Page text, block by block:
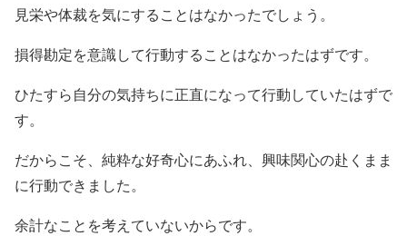
見栄や体裁を気にすることはなかったでしょう。
損得勘定を意識して行動することはなかったはずです。
ひたすら自分の気持ちに正直になって行動していたはずで
す。
だからこそ、純粋な好奇心にあふれ、興味関心の赴くまま
に行動できました。
余計なことを考えていないからです。